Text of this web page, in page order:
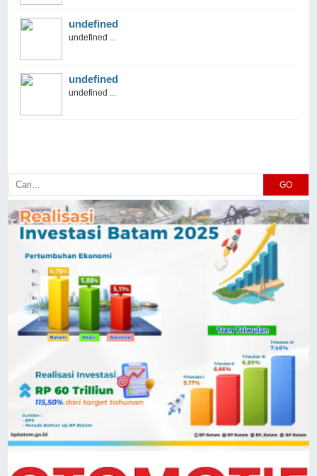
undefined
undefined ...
undefined
undefined ...
GO